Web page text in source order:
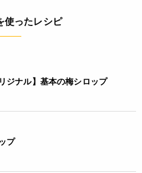
使ったレシピ
ジナル】基本の梅シロップ
プ